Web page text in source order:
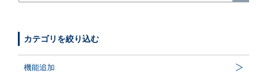
カテゴリを絞り込む
機能追加